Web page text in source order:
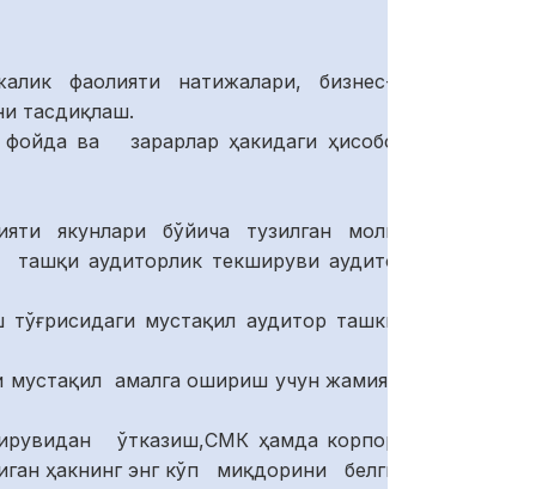
фаолияти натижалари, бизнес-режа
тасдиқлаш.
ва зарарлар ҳакидаги ҳисоботини
якунлари бўйича тузилган молиявий
аудиторлик текшируви аудиторлик
мустақил аудитор ташкилоти
амалга ошириш учун жамиятнинг
ўтказиш,СМК ҳамда корпоратив
ҳакнинг энг кўп миқдорини белгилаш.